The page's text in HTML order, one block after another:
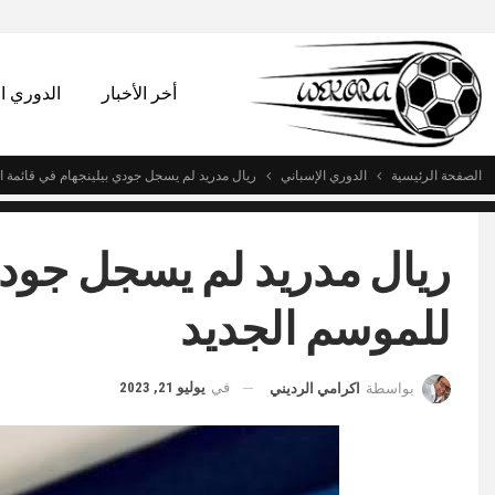
أخر الأخبار الدوري
الصفحة الرئيسية الدوري الإسباني ريال مدريد لم يسجل جودي بيلينجهام في قائمة
ريال مدريد لم يسجل
للموسم الجديد
بواسطة اكرامي الرديني في يوليو 21, 2023